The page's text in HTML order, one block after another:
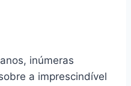
inúmeras
a imprescindível